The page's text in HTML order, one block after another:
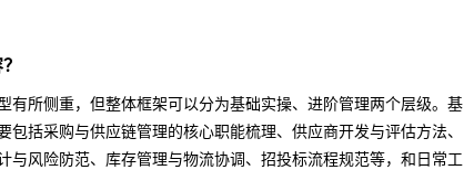
有所侧重，但整体框架可以分为基础实操、进阶管理两个层级。基
括采购与供应链管理的核心职能梳理、供应商开发与评估方法、
与风险防范、库存管理与物流协调、招投标流程规范等，和日常工